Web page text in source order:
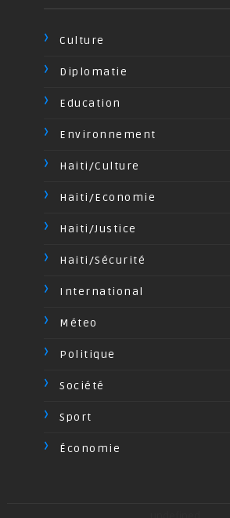
Culture
Diplomatie
Education
Environnement
Haiti/Culture
Haiti/Economie
Haiti/Justice
Haiti/Sécurité
International
Méteo
Politique
Société
Sport
Économie